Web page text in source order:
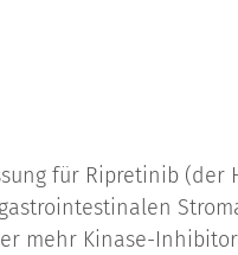
für Ripretinib (der
mehr Kinase-